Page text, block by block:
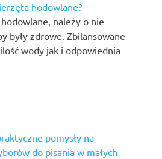
hodowlane?
należy o nie
były zdrowe. Zbilansowane
wody jak i odpowiednia
pomysły na
do pisania w małych